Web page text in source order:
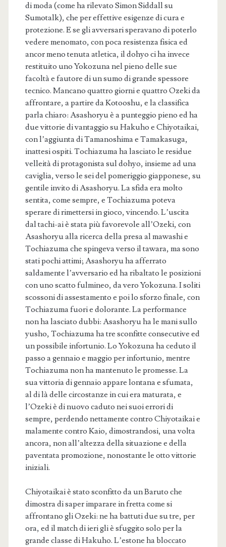
di moda (come ha rilevato Simon Siddall su
Sumotalk), che per effettive esigenze di cura e
protezione. E se gli avversari speravano di poterlo
vedere menomato, con poca resistenza fisica ed
ancor meno tenuta atletica, il dohyo ci ha invece
restituito uno Yokozuna nel pieno delle sue
facoltà e fautore di un sumo di grande spessore
tecnico. Mancano quattro giorni e quattro Ozeki da
affrontare, a partire da Kotooshu, e la classifica
parla chiaro: Asashoryu è a punteggio pieno ed ha
due vittorie di vantaggio su Hakuho e Chiyotaikai,
con l’aggiunta di Tamanoshima e Tamakasuga,
inattesi ospiti. Tochiazuma ha lasciato le residue
velleità di protagonista sul dohyo, insieme ad una
caviglia, verso le sei del pomeriggio giapponese, su
gentile invito di Asashoryu. La sfida era molto
sentita, come sempre, e Tochiazuma poteva
sperare di rimettersi in gioco, vincendo. L’uscita
dal tachi-ai è stata più favorevole all’Ozeki, con
Asashoryu alla ricerca della presa al mawashi e
Tochiazuma che spingeva verso il tawara, ma sono
stati pochi attimi; Asashoryu ha afferrato
saldamente l’avversario ed ha ribaltato le posizioni
con uno scatto fulmineo, da vero Yokozuna. I soliti
scossoni di assestamento e poi lo sforzo finale, con
Tochiazuma fuori e dolorante. La performance
non ha lasciato dubbi: Asashoryu ha le mani sullo
yusho, Tochiazuma ha tre sconfitte consecutive ed
un possibile infortunio. Lo Yokozuna ha ceduto il
passo a gennaio e maggio per infortunio, mentre
Tochiazuma non ha mantenuto le promesse. La
sua vittoria di gennaio appare lontana e sfumata,
al di là delle circostanze in cui era maturata, e
l’Ozeki è di nuovo caduto nei suoi errori di
sempre, perdendo nettamente contro Chiyotaikai e
malamente contro Kaio, dimostrandosi, una volta
ancora, non all’altezza della situazione e della
paventata promozione, nonostante le otto vittorie
iniziali.
Chiyotaikai è stato sconfitto da un Baruto che
dimostra di saper imparare in fretta come si
affrontano gli Ozeki: ne ha battuti due su tre, per
ora, ed il match di ieri gli è sfuggito solo per la
grande classe di Hakuho. L’estone ha bloccato